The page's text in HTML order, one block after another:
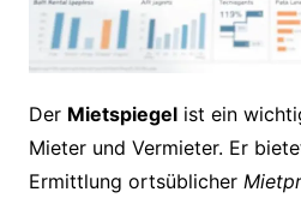
Der Mietspiegelist ein
Mieter und Vermieter. Er
Ermittlung ortsüblicher